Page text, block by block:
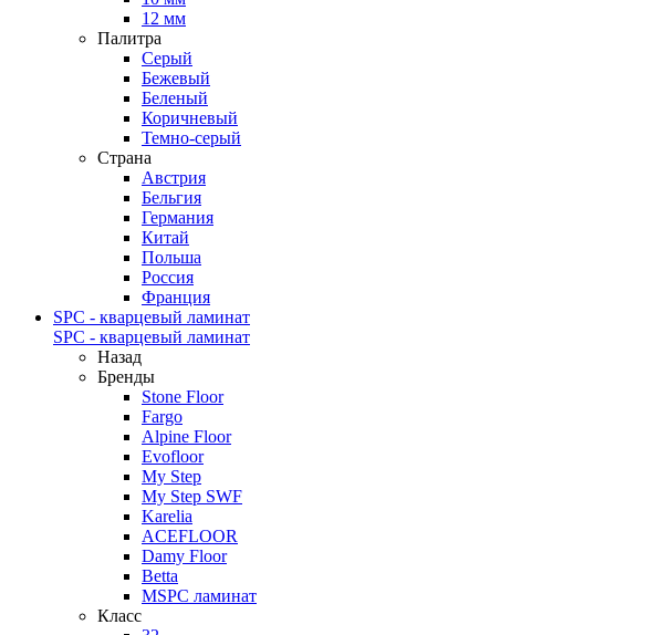
12 мм
Палитра
Серый
Бежевый
Беленый
Коричневый
Темно-серый
Страна
Австрия
Бельгия
Германия
Китай
Польша
Россия
Франция
SPC - кварцевый ламинат
SPC - кварцевый ламинат
Назад
Бренды
Stone Floor
Fargo
Alpine Floor
Evofloor
My Step
My Step SWF
Karelia
ACEFLOOR
Damy Floor
Betta
MSPC ламинат
Класс